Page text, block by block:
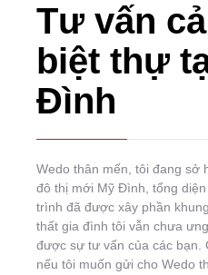
Tư vấn
biệt thự
Đình
Wedo thân mến, tôi đang sở
đô thị mới Mỹ Đình, tổng
trình đã được xây phần
thất gia đình tôi vẫn chưa
được sự tư vấn của các bạn.
nếu tôi muốn gửi cho Wedo